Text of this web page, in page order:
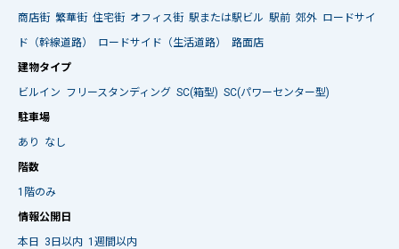
商店街 繁華街 住宅街 オフィス街 駅または駅ビル 駅前 郊外 ロードサイ
ド（幹線道路）
ロードサイド（生活道路）
路面店
建物タイプ
ビルイン フリースタンディング SC(箱型) SC(パワーセンター型)
駐車場
あり
なし
階数
1階のみ
情報公開日
本日 3日以内 1週間以内